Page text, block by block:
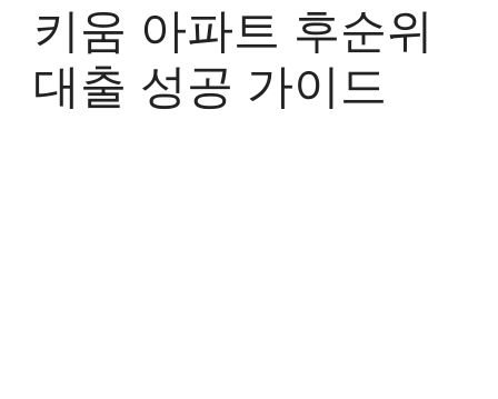
키움 아파트 후순위
대출 성공 가이드